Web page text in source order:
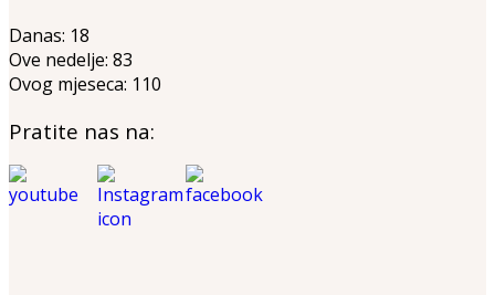
Danas: 18
Ove nedelje: 83
Ovog mjeseca: 110
Pratite nas na: